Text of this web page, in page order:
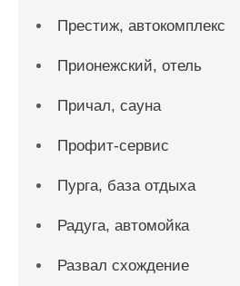
Престиж, автокомплекс
Прионежский, отель
Причал, сауна
Профит-сервис
Пурга, база отдыха
Радуга, автомойка
Развал схождение